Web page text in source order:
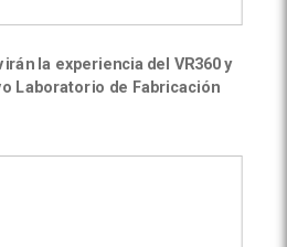
la experiencia del VR360 y
Laboratorio de Fabricación